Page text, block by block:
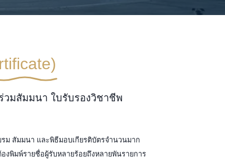
วมสัมมนา ใบรับรองวิชาชีพ
ม สัมมนา และพิธีมอบเกียรติบัตรจำนวนมาก
งพิมพ์รายชื่อผู้รับหลายร้อยถึงหลายพันรายการ